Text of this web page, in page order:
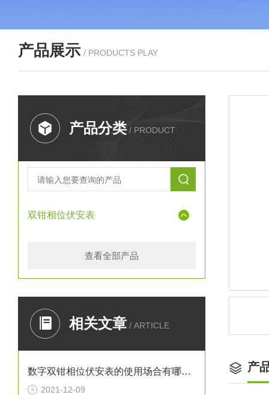
产品展示 / PRODUCTS PLAY
产品分类 / PRODUCT
双钳相位伏安表
查看全部产品
相关文章 / ARTICLE
数字双钳相位伏安表的使用场合有哪些？
2021-12-09
产